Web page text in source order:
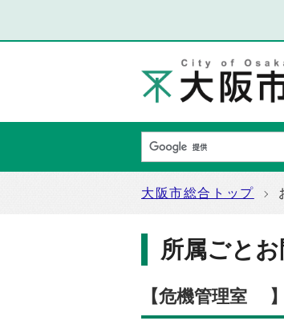
大阪市総合トップ
所属ごと
【危機管理室